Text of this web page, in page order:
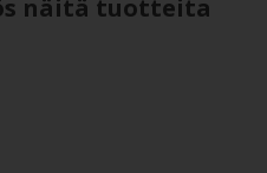
näitä tuotteita